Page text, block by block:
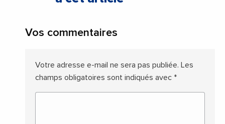
Vos commentaires
Votre adresse e-mail ne sera pas publiée. Les
champs obligatoires sont indiqués avec *